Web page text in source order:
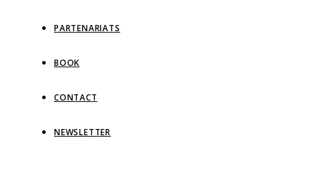
PARTENARIATS
BOOK
CONTACT
NEWSLETTER